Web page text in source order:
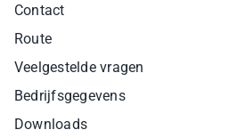
Contact
Route
Veelgestelde vragen
Bedrijfsgegevens
Downloads